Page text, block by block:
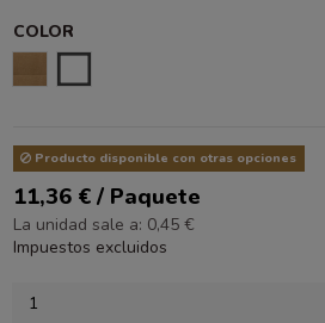
COLOR
Producto disponible con otras opciones
11,36 € / Paquete
La unidad sale a: 0,45 €
Impuestos excluidos